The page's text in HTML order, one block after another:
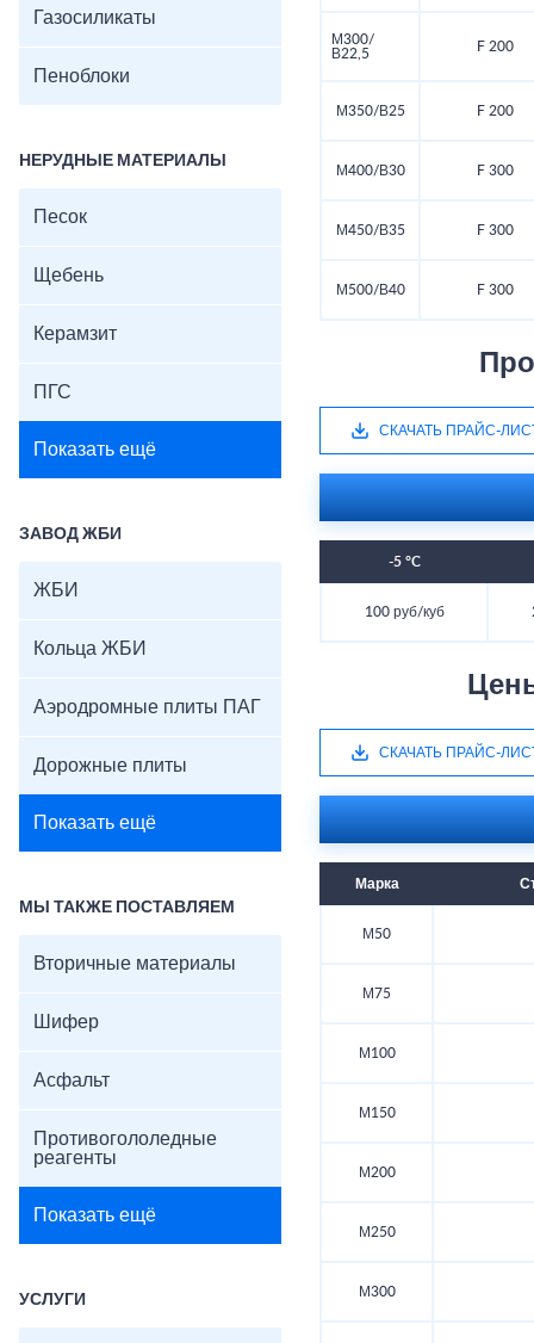
Газосиликаты
Пеноблоки
НЕРУДНЫЕ МАТЕРИАЛЫ
Песок
Щебень
Керамзит
ПГС
Показать ещё
ЗАВОД ЖБИ
ЖБИ
Кольца ЖБИ
Аэродромные плиты ПАГ
Дорожные плиты
Показать ещё
МЫ ТАКЖЕ ПОСТАВЛЯЕМ
Вторичные материалы
Шифер
Асфальт
Противогололедные
реагенты
Показать ещё
УСЛУГИ
М300/
В22,5
F 200
М350/В25 F 200
М400/В30 F 300
М450/В35 F 300
М500/В40 F 300
СКАЧАТЬ ПРАЙС-
-5 °C
100 руб/куб
СКАЧАТЬ ПРАЙС-
Марка
М50
М75
М100
М150
М200
М250
М300